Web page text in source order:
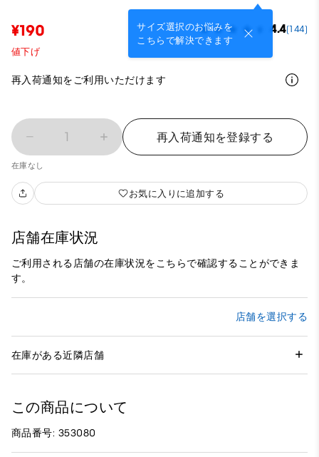
サイズ選択のお悩みを
こちらで解決できます
¥190 4.4(144)
値下げ
再入荷通知をご利用いただけます
1 再入荷通知を登録する
在庫なし
お気に入りに追加する
店舗在庫状況
ご利用される店舗の在庫状況をこちらで確認することができま
す。
店舗を選択する
在庫がある近隣店舗
この商品について
商品番号: 353080